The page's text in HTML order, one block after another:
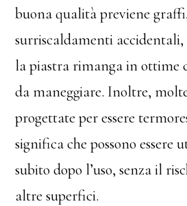
buona qualità previene
surriscaldamenti accidentali,
la piastra rimanga in ottime
da maneggiare. Inoltre,
progettate per essere
significa che possono essere
subito dopo l’uso, senza il
altre superfici.